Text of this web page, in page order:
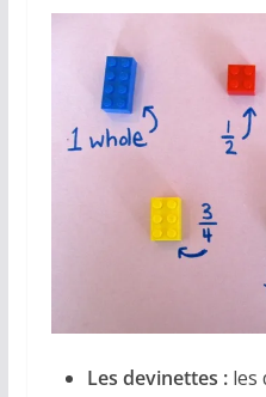
Les devinettes :les